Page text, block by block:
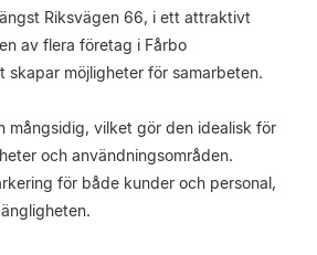
Riksvägen 66, i ett attraktivt
av flera företag i Fårbo
skapar möjligheter för samarbeten.
mångsidig, vilket gör den idealisk för
och användningsområden.
för både kunder och personal,